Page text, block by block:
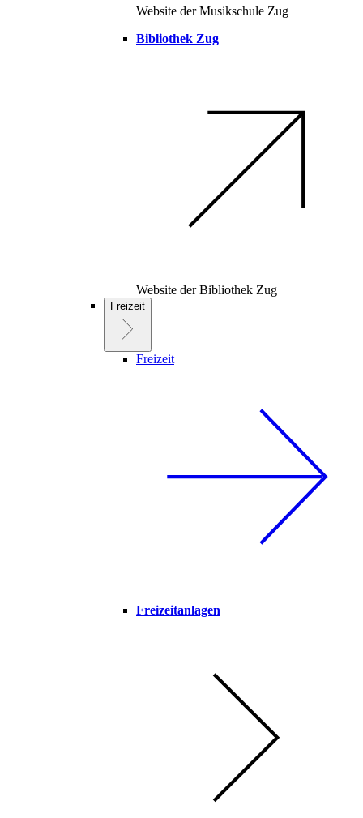
Website der Musikschule Zug
Bibliothek Zug
Website der Bibliothek Zug
Freizeit
Freizeit
Freizeitanlagen